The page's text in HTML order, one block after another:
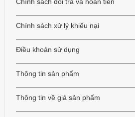
Chính sách đổi trả và hoàn tiền
Chính sách xử lý khiếu nại
Điều khoản sử dụng
Thông tin sản phẩm
Thông tin về giá sản phẩm